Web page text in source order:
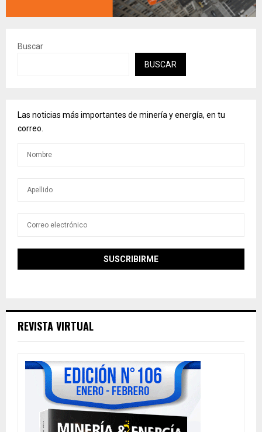
Buscar
BUSCAR
Las noticias más importantes de minería y energía, en tu
correo.
REVISTA VIRTUAL